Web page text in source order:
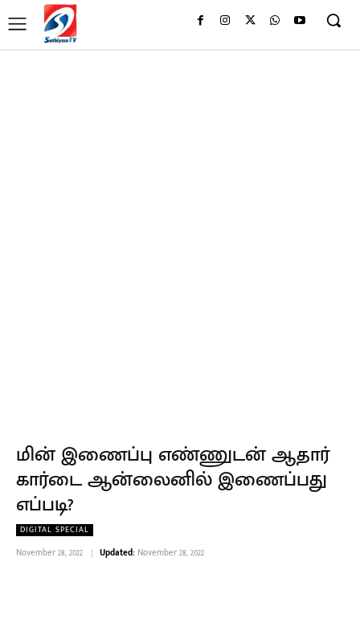
மின் இணைப்பு எண்ணுடன் ஆதார்
கார்டை ஆன்லைனில் இணைப்பது
எப்படி?
DIGITAL SPECIAL
November 28, 2022 Updated: November 28, 2022